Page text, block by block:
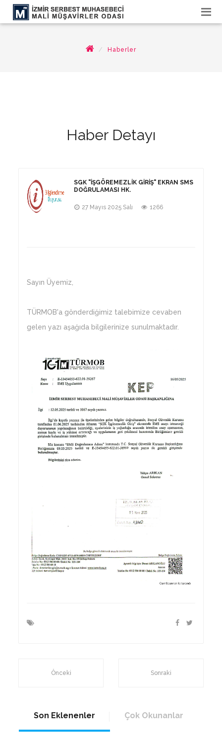
Haberler
Haber Detayı
SGK "İŞGÖREMEZLIK GIRIŞ" EKRAN SMS
DOĞRULAMASI HK.
27 Mayıs 2025 Salı 1266
Sayın Üyemiz,
TÜRMOB'a gönderdiğimiz talebimize cevaben
gelen yazı aşağıda bilgilerinize sunulmaktadır.
Önceki Sonraki
Son Eklenenler Çok Okunanlar